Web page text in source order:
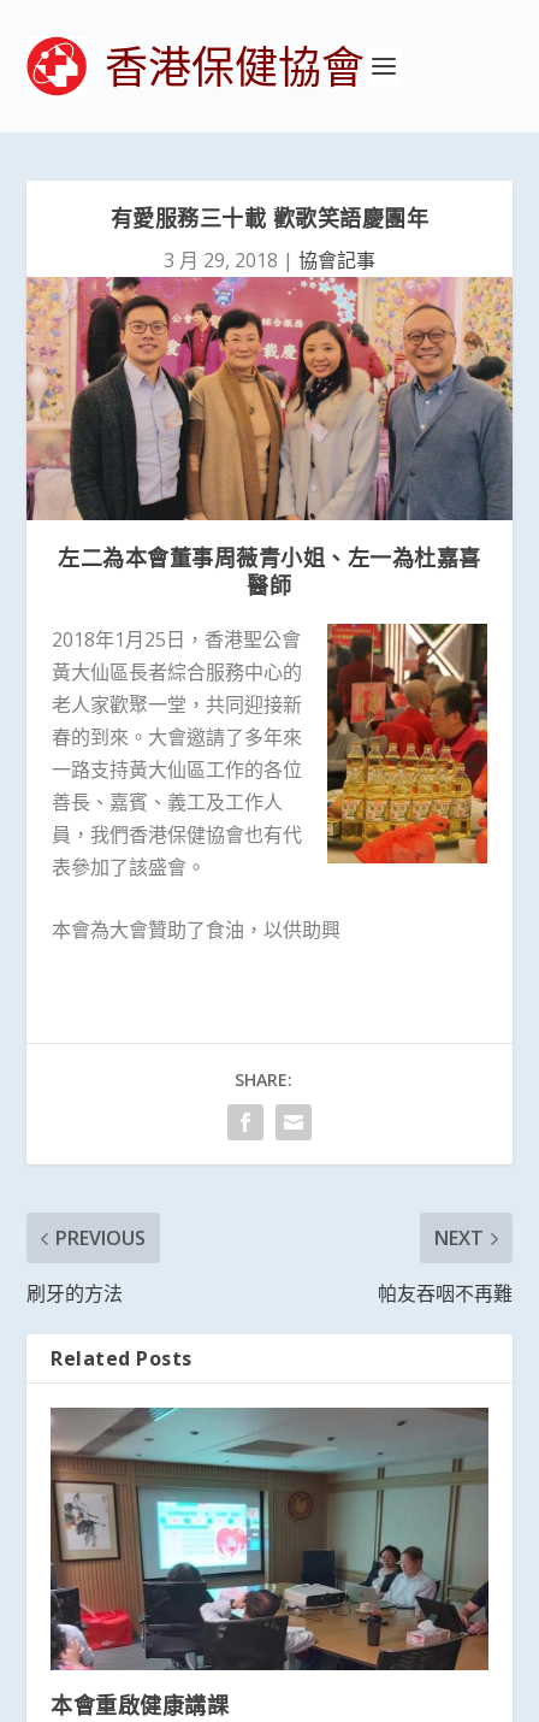
香港保健協會
有愛服務三十載 歡歌笑語慶團年
3 月 29, 2018 | 協會記事
左二為本會董事周薇青小姐、左一為杜嘉喜
醫師
2018年1月25日，香港聖公會
黃大仙區長者綜合服務中心的
老人家歡聚一堂，共同迎接新
春的到來。大會邀請了多年來
一路支持黃大仙區工作的各位
善長、嘉賓、義工及工作人
員，我們香港保健協會也有代
表參加了該盛會。
本會為大會贊助了食油，以供助興
SHARE:
PREVIOUS
刷牙的方法
NEXT
帕友吞咽不再難
Related Posts
本會重啟健康講課